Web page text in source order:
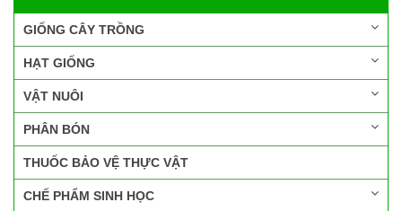
GIỐNG CÂY TRỒNG
HẠT GIỐNG
VẬT NUÔI
PHÂN BÓN
THUỐC BẢO VỆ THỰC VẬT
CHẾ PHẨM SINH HỌC